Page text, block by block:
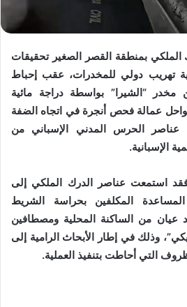
بمنطقة القصر الصغير تحقيقات
تهريب دولي للمخدرات، عقب إحباط
“الشيرا” بواسطة دراجة مائية
عمالة فحص أنجرة في اتجاه الضفة
عناصر الحرس المدني الإسباني من
الإسبانية.
استمعت عناصر الدرك الملكي إلى
المكلفين بحراسة الشريط
عيان من الساكنة المحلية ومصطافين
وذلك في إطار الأبحاث الرامية إلى
التي أحاطت بتنفيذ العملية.